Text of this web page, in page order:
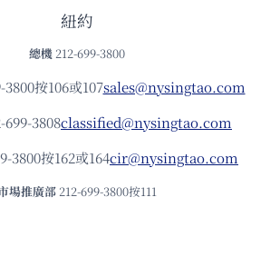
紐約
總機 212-699-3800
按106或107sales@nysingtao.com
699-3808classified@nysingtao.com
3800按162或164cir@nysingtao.com
場推廣部 212-699-3800按111